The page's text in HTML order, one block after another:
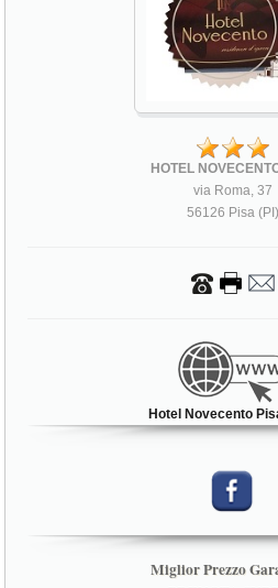
HOTEL
via Roma, 37
56126 Pisa (PI)
Hotel Novecento
Miglior Prezzo